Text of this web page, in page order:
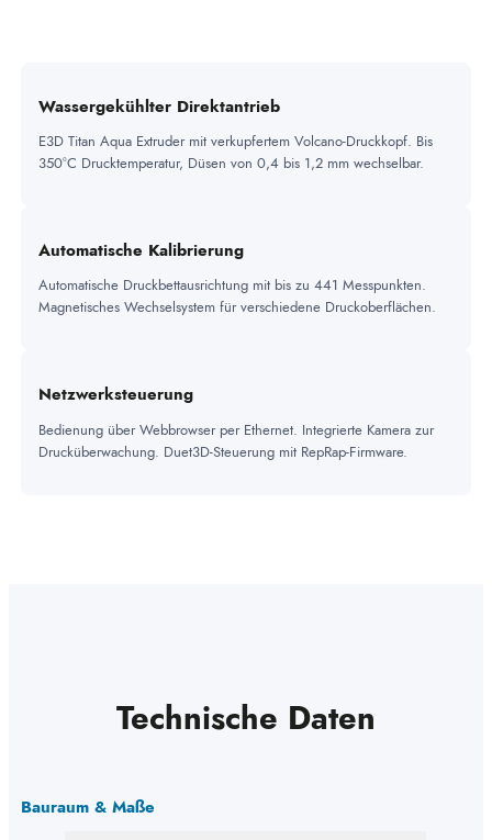
Wassergekühlter Direktantrieb
E3D Titan Aqua Extruder mit verkupfertem Volcano-Druckkopf. Bis
350°C Drucktemperatur, Düsen von 0,4 bis 1,2 mm wechselbar.
Automatische Kalibrierung
Automatische Druckbettausrichtung mit bis zu 441 Messpunkten.
Magnetisches Wechselsystem für verschiedene Druckoberflächen.
Netzwerksteuerung
Bedienung über Webbrowser per Ethernet. Integrierte Kamera zur
Drucküberwachung. Duet3D-Steuerung mit RepRap-Firmware.
Technische Daten
Bauraum & Maße